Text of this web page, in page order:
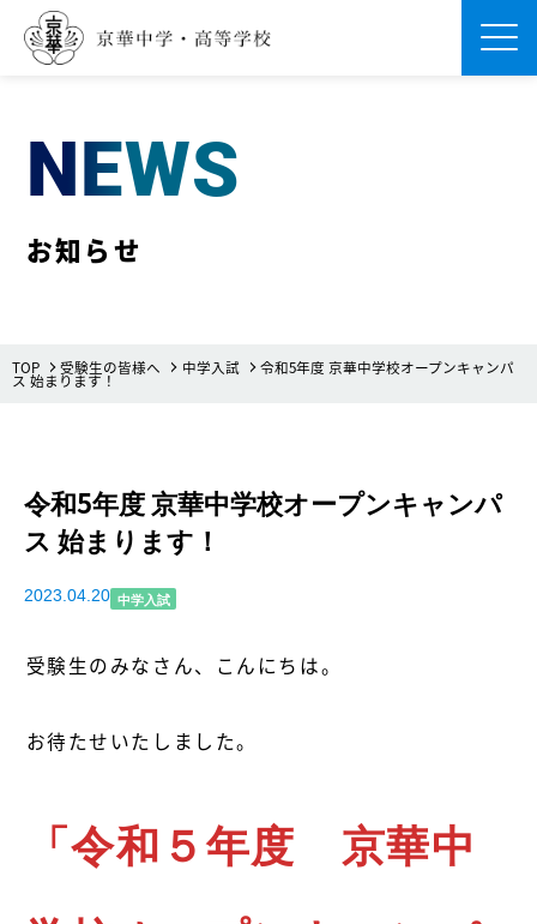
NEWS
お知らせ
TOP 受験生の皆様へ 中学入試 令和5年度 京華中学校オープンキャンパ
ス 始まります！
令和5年度 京華中学校オープンキャンパ
ス 始まります！
2023.04.20 中学入試
受験生のみなさん、こんにちは。
お待たせいたしました。
「令和５年度 京華中